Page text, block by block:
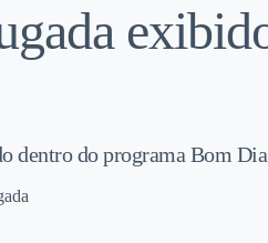
dentro do programa Bom